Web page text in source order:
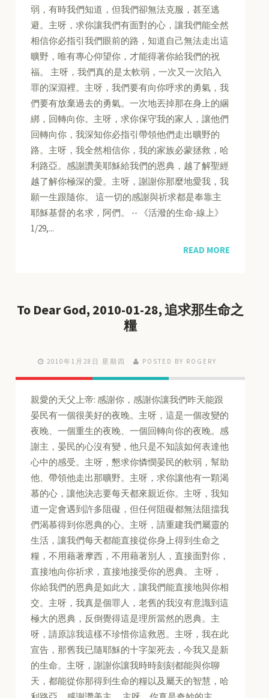
弱，有時我們知道，但我們卻無法克服，甚至逃
避。主呀，求你讓我們有面對的心，讓我們能全然
相信你必指引我們眼前的路，知道自己無法走出這
曠野，唯有專心仰望你，才能得著你給我們的祝
福。 主呀，我們真的是太軟弱，一次又一次陷入
罪的深淵裡。主呀，我們要有向你呼求的勇氣，我
們要有放棄過去的勇氣。一次地丟掉那在身上的綑
綁，回轉向你。主呀，求你保守我的家人，讓他們
回轉向你，我深知你必指引帶領他們走出曠野的
路。主呀，我全然相信你，我的家族必蒙拯救，哈
利路亞。感謝讚美耶穌給我們的恩典，越了解聖經
越了解你極深的愛。主呀，謝謝你那麼地愛我，我
願一生跟隨你。 這一切的感謝與祈求都是奉靠主
耶穌基督的名求，阿們。 -- 《活潑的生命-線上》
1/29,...
READ MORE
To Dear God, 2010-01-28, 追求那生命之
糧
2010年1月28日 星期四 POSTED BY ROGERY
親愛的天父上帝: 感謝你，感謝你讓我們昨天能跟
晏民有一個很美好的夜晚。主呀，這是一個改變的
夜晚、一個重生的夜晚、一個回轉向你的夜晚。感
謝主，晏民的心沒有變，他只是不知該如何表達他
心中的感受。主呀，懇求你憐憫晏民的軟弱，幫助
他、帶領他走出那曠野。主呀，求你讓他有一顆渴
慕的心，讓他決志要每天都來親近你。主呀，我知
道一定會遇到許多阻礙，但任何阻礙都無法阻擋我
們渴慕得到你恩典的心。主呀，請重建我們屬靈的
生活，讓我們每天都能直接從你身上得到生命之
糧，不用藉著摩西，不用藉著別人，直接面對你，
直接地向你祈求，直接地接受你的恩典。 主呀，
你給我們的恩典是如此大，讓我們能直接地與你相
交。主呀，我真是個罪人，老舊的我沒有意識到這
極大的恩典，反倒覺得這是理所當然的恩典。主
呀，請原諒我這樣不珍惜你這救恩。主呀，我在此
宣告，那舊我已隨耶穌的十字架死去，今我又是新
的生命。主呀，謝謝你讓我時時刻刻都能與你聊
天，都能從你那得到生命的糧以及屬天的智慧，哈